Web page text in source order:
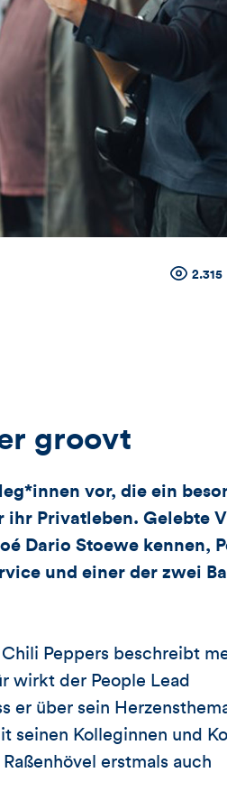
Anzahl
2.315
groovt
vor, die ein
ihr Privatleben. Gelebte
Dario Stoewe kennen,
und einer der zwei
Peppers beschreibt
wirkt der People Lead
er über sein
seinen Kolleginnen und
erstmals auch